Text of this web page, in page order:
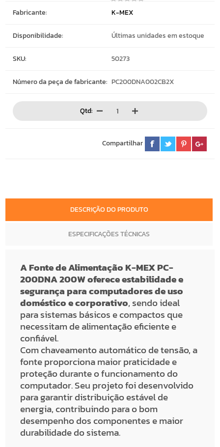
Fabricante: K-MEX
Disponibilidade: Últimas unidades em estoque
SKU: 50273
Número da peça de fabricante: PC200DNA002CB2X
Qtd:
Compartilhar
DESCRIÇÃO DO PRODUTO
ESPECIFICAÇÕES TÉCNICAS
A Fonte de Alimentação K-MEX PC-
200DNA 200W oferece estabilidade e
segurança para computadores de uso
doméstico e corporativo, sendo ideal
para sistemas básicos e compactos que
necessitam de alimentação eficiente e
confiável.
Com chaveamento automático de tensão, a
fonte proporciona maior praticidade e
proteção durante o funcionamento do
computador. Seu projeto foi desenvolvido
para garantir distribuição estável de
energia, contribuindo para o bom
desempenho dos componentes e maior
durabilidade do sistema.